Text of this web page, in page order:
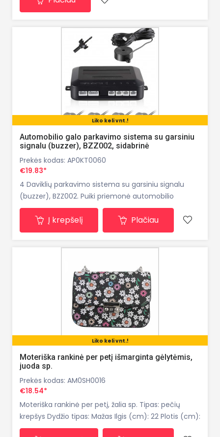
susidūrimo, bei itin padės parkuoti automobilį tams
Liko keli vnt.!
Automobilio galo parkavimo sistema su garsiniu
signalu (buzzer), BZZ002, sidabrinė
Prekės kodas: AP0KT0060
€19.83*
4 Daviklių parkavimo sistema su garsiniu signalu
(buzzer), BZZ002. Puiki priemonė automobilio
saugumui, davikliai garsiniu signalu įspėja apie gale
esančią kliūtį. Išvengsite "aklų" zonų, netyčinio
susidūrimo, bei itin padės parkuoti automobilį tams
Į krepšelį Plačiau
Liko keli vnt.!
Moteriška rankinė per petį išmarginta gėlytėmis,
juoda sp.
Prekės kodas: AM0SH0016
€18.54*
Moteriška rankinė per petį, žalia sp. Tipas: pečių
krepšys Dydžio tipas: Mažas Ilgis (cm): 22 Plotis (cm):
7 Aukštis (cm): 15 Pečių diržo aukštis (cm): 35-60